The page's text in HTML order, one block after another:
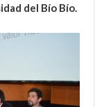
del Bío Bío.